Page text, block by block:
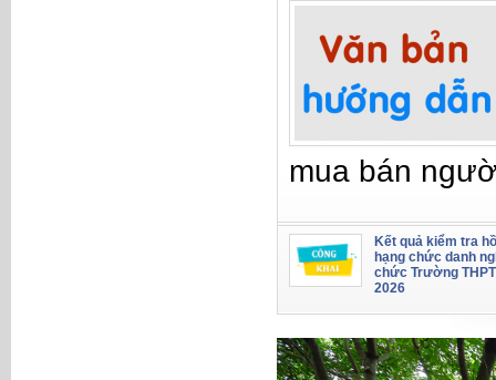
mua bán
Kết quả kiểm tra
hạng chức danh
chức Trường
2026